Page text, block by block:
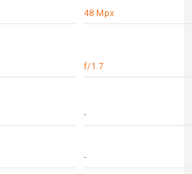
48 Mpx
f/1.7
-
-